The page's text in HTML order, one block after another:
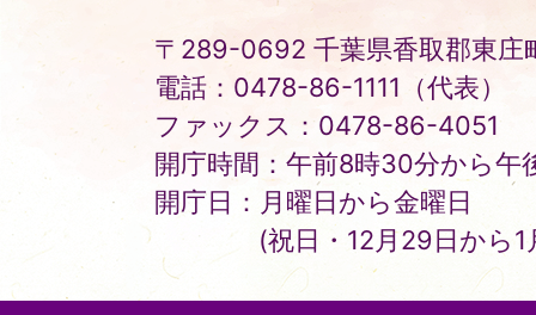
〒289-0692 千葉県香取郡東庄
電話：0478-86-1111（代表）
ファックス：0478-86-4051
開庁時間：午前8時30分から午
開庁日：月曜日から金曜日
(祝日・12月29日から